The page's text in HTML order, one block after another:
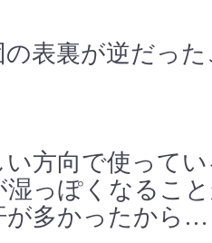
の表裏が逆だっ
い方向で使って
湿っぽくなるこ
が多かったから